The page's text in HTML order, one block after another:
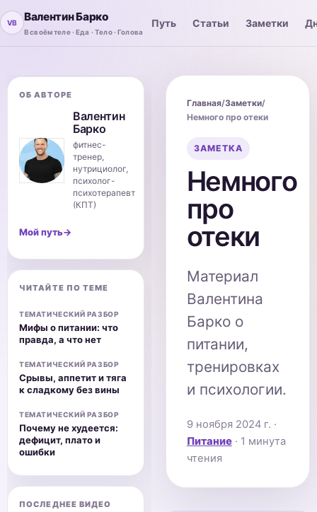
Валентин Барко
В своём теле · Еда · Тело · Голова
Путь Статьи Заметки
Главная/Заметки/
Немного про отеки
ЗАМЕТКА
Немного
про
отеки
Материал
Валентина
Барко о
питании,
тренировках
и психологии.
9 ноября 2024 г. ·
Питание· 1 минута
чтения
ОБ АВТОРЕ
Валентин
Барко
фитнес-
тренер,
нутрициолог,
психолог-
психотерапевт
(КПТ)
Мой путь→
ЧИТАЙТЕ ПО ТЕМЕ
ТЕМАТИЧЕСКИЙ РАЗБОР
Мифы о питании: что
правда, а что нет
ТЕМАТИЧЕСКИЙ РАЗБОР
Срывы, аппетит и тяга
к сладкому без вины
ТЕМАТИЧЕСКИЙ РАЗБОР
Почему не худеется:
дефицит, плато и
ошибки
ПОСЛЕДНЕЕ ВИДЕО